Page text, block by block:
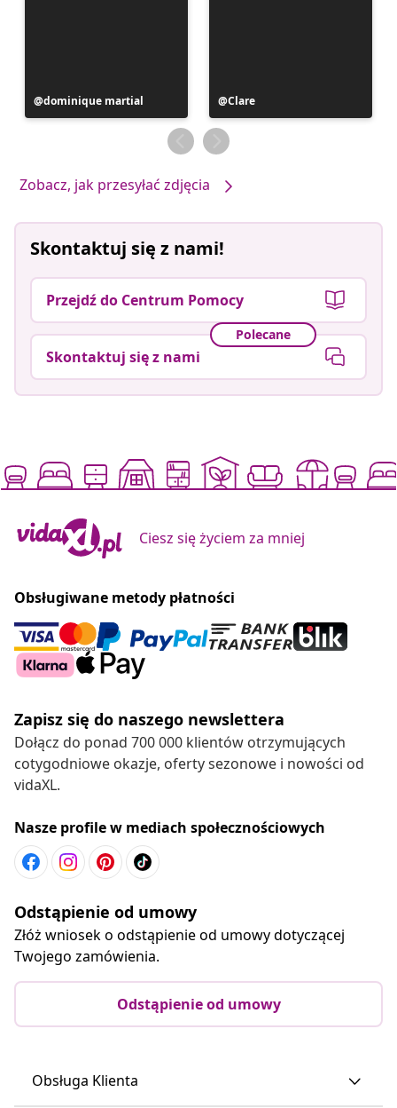
Post
opublikowany
dominique martial
Post
opublikowany
przez
Clare
Zobacz, jak przesyłać zdjęcia
Skontaktuj się z nami!
Przejdź do Centrum Pomocy
Polecane
Skontaktuj się z nami
Ciesz się życiem za mniej
Obsługiwane metody płatności
Zapisz się do naszego newslettera
Dołącz do ponad 700 000 klientów otrzymujących
cotygodniowe okazje, oferty sezonowe i nowości od
vidaXL.
Nasze profile w mediach społecznościowych
Odstąpienie od umowy
Złóż wniosek o odstąpienie od umowy dotyczącej
Twojego zamówienia.
Odstąpienie od umowy
Obsługa Klienta